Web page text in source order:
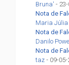
Bruna' -
Nota de
Maria
Nota de
Danilo
Nota de
taz - 09-05-